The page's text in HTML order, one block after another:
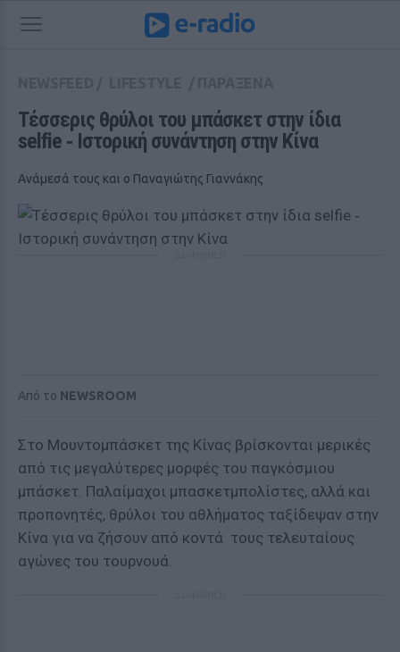
Τέσσερις θρύλοι του μπάσκετ στην ίδια
selfie ‑ Ιστορική συνάντηση στην Κίνα
Ανάμεσά τους και ο Παναγιώτης Γιαννάκης
Από το NEWSROOM
Στο Μουντομπάσκετ της Κίνας βρίσκονται μερικές
από τις μεγαλύτερες μορφές του παγκόσμιου
μπάσκετ. Παλαίμαχοι μπασκετμπολίστες, αλλά και
προπονητές, θρύλοι του αθλήματος ταξίδεψαν στην
Κίνα για να ζήσουν από κοντά τους τελευταίους
αγώνες του τουρνουά.